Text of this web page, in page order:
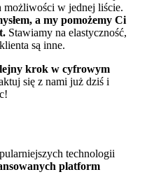
możliwości w jednej liście.
a my pomożemy Ci
Stawiamy na elastyczność,
są inne.
krok w cyfrowym
się z nami już dziś i
technologii
platform